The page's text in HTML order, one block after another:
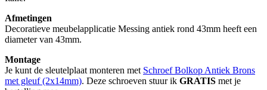
Afmetingen
Decoratieve meubelapplicatie Messing antiek rond 43mm heeft een
diameter van 43mm.
Montage
Je kunt de sleutelplaat monteren met Schroef Bolkop Antiek Brons
met gleuf (2x14mm). Deze schroeven stuur ik GRATIS met je